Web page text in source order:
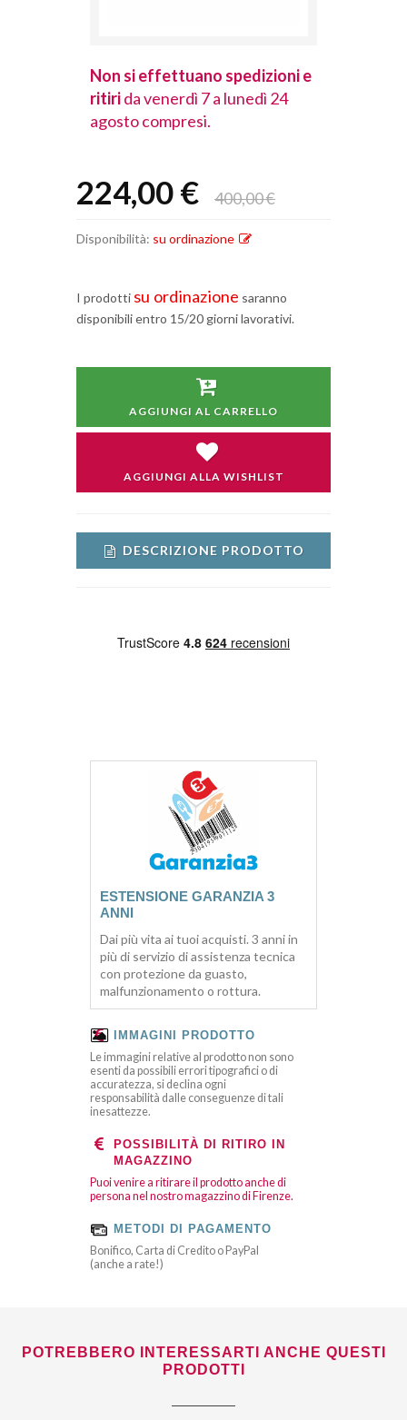
Non si effettuano spedizioni e
ritirida venerdì 7 a lunedì 24
agosto compresi.
224,00 € 400,00 €
Disponibilità: su ordinazione
I prodotti su ordinazione saranno
disponibili entro 15/20 giorni lavorativi.
AGGIUNGI AL CARRELLO
AGGIUNGI ALLA WISHLIST
DESCRIZIONE PRODOTTO
ESTENSIONE GARANZIA 3
ANNI
Dai più vita ai tuoi acquisti. 3 anni in
più di servizio di assistenza tecnica
con protezione da guasto,
malfunzionamento o rottura.
IMMAGINI PRODOTTO
Le immagini relative al prodotto non sono
esenti da possibili errori tipografici o di
accuratezza, si declina ogni
responsabilità dalle conseguenze di tali
inesattezze.
POSSIBILITÀ DI RITIRO IN
MAGAZZINO
Puoi venire a ritirare il prodotto anche di
persona nel nostro magazzino di Firenze.
METODI DI PAGAMENTO
Bonifico, Carta di Credito o PayPal
(anche a rate!)
POTREBBERO INTERESSARTI ANCHE QUESTI
PRODOTTI